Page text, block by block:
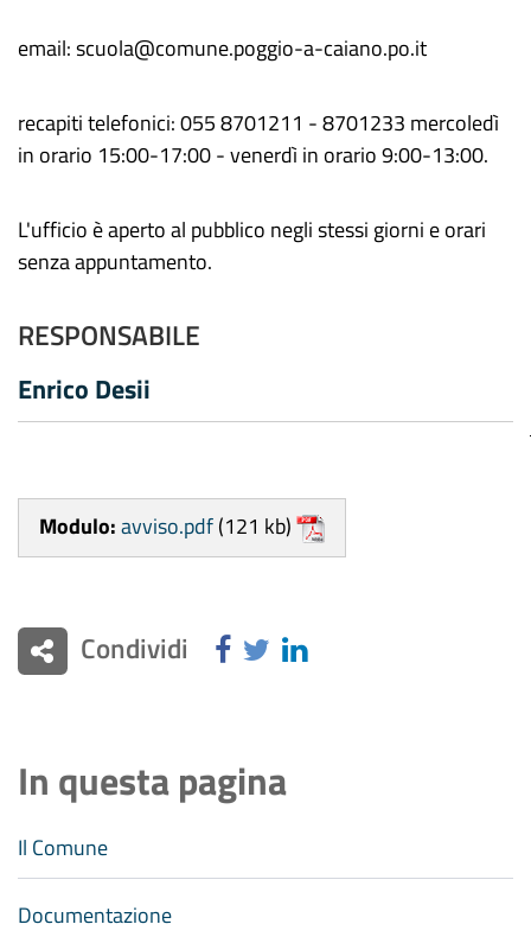
email: scuola@comune.poggio-a-caiano.po.it
recapiti telefonici: 055 8701211 - 8701233 mercoledì
in orario 15:00-17:00 - venerdì in orario 9:00-13:00.
L'ufficio è aperto al pubblico negli stessi giorni e orari
senza appuntamento.
RESPONSABILE
Enrico Desii
Modulo:avviso.pdf(121 kb)
Condividi
In questa pagina
Il Comune
Documentazione